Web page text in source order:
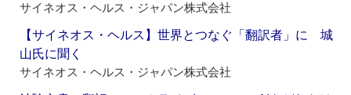
サイネオス・ヘルス・ジャパン株式会社
【サイネオス・ヘルス】世界とつなぐ「翻訳者」に 城
山氏に聞く
サイネオス・ヘルス・ジャパン株式会社